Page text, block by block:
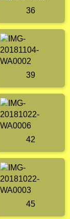
36
39
42
45